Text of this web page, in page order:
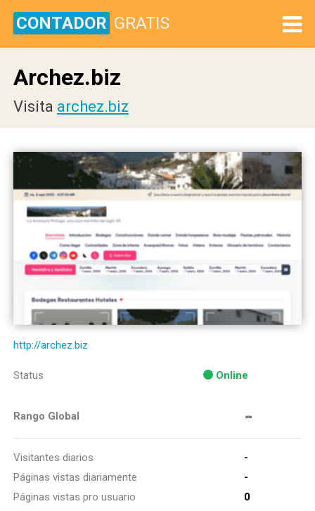
CONTADOR GRATIS
Archez.biz
Visita archez.biz
http://archez.biz
Status Online
Rango Global -
Visitantes diarios
-
Páginas vistas diariamente
-
Páginas vistas pro usuario
0